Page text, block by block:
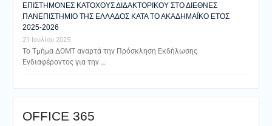
ΕΠΙΣΤΗΜΟΝΕΣ ΚΑΤΟΧΟΥΣ ΔΙΔΑΚΤΟΡΙΚΟΥ ΣΤΟ ΔΙΕΘΝΕΣ
ΠΑΝΕΠΙΣΤΗΜΙΟ ΤΗΣ ΕΛΛΑΔΟΣ ΚΑΤΑ ΤΟ ΑΚΑΔΗΜΑΪΚΟ ΕΤΟΣ
2025-2026
21 Ιουλίου 2025
Το Τμήμα ΔΟΜΤ αναρτά την Πρόσκληση Εκδήλωσης
Ενδιαφέροντος για την …
ΟFFICE 365